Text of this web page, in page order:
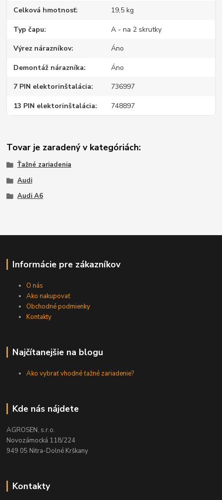
Celková hmotnosť 19,5 kg
Typ čapu A - na 2 skrutky
Výrez nárazníkov Áno
Demontáž nárazníka Áno
7 PIN elektorinštalácia 736997
13 PIN elektorinštalácia 748897
Tovar je zaradený v kategóriách:
Ťažné zariadenia
Audi
Audi A6
Informácie pre zákazníkov
O nás
Ako nakupovať
Obchodné podmienky
Kontakty
Najčítanejšie na blogu
Ako vybrať vhodné ťažné zariadenie?
Kde nás nájdete
AGROSEN, s.r.o.
Novozámocká 118/224
949 05 Nitra-Dolné Krškany
Kontakty